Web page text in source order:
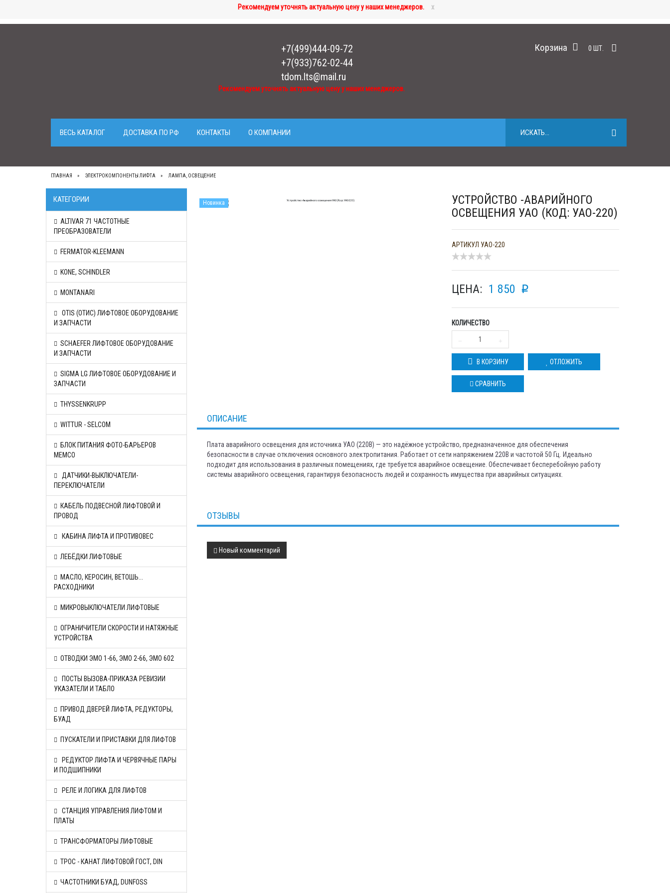
Рекомендуем уточнять актуальную цену у наших менеджеров. x
+7(499)444-09-72
+7(933)762-02-44
tdom.lts@mail.ru
Рекомендуем уточнять актуальную цену у наших менеджеров.
Корзина 0 ШТ.
ВЕСЬ КАТАЛОГ ДОСТАВКА ПО РФ КОНТАКТЫ О КОМПАНИИ
ГЛАВНАЯ ЭЛЕКТРОКОМПОНЕНТЫ ЛИФТА ЛАМПА, ОСВЕЩЕНИЕ
КАТЕГОРИИ
ALTIVAR 71 ЧАСТОТНЫЕ
ПРЕОБРАЗОВАТЕЛИ
FERMATOR-KLEEMANN
KONE, SCHINDLER
MONTANARI
OTIS (ОТИС) ЛИФТОВОЕ ОБОРУДОВАНИЕ
И ЗАПЧАСТИ
SCHAEFER ЛИФТОВОЕ ОБОРУДОВАНИЕ
И ЗАПЧАСТИ
SIGMA LG ЛИФТОВОЕ ОБОРУДОВАНИЕ И
ЗАПЧАСТИ
THYSSENKRUPP
WITTUR - SELCOM
БЛОК ПИТАНИЯ ФОТО-БАРЬЕРОВ
MEMCO
ДАТЧИКИ-ВЫКЛЮЧАТЕЛИ-
ПЕРЕКЛЮЧАТЕЛИ
КАБЕЛЬ ПОДВЕСНОЙ ЛИФТОВОЙ И
ПРОВОД
КАБИНА ЛИФТА И ПРОТИВОВЕС
ЛЕБЁДКИ ЛИФТОВЫЕ
МАСЛО, КЕРОСИН, ВЕТОШЬ...
РАСХОДНИКИ
МИКРОВЫКЛЮЧАТЕЛИ ЛИФТОВЫЕ
ОГРАНИЧИТЕЛИ СКОРОСТИ И НАТЯЖНЫЕ
УСТРОЙСТВА
ОТВОДКИ ЭМО 1-66, ЭМО 2-66, ЭМО 602
ПОСТЫ ВЫЗОВА-ПРИКАЗА РЕВИЗИИ
УКАЗАТЕЛИ И ТАБЛО
ПРИВОД ДВЕРЕЙ ЛИФТА, РЕДУКТОРЫ,
БУАД
ПУСКАТЕЛИ И ПРИСТАВКИ ДЛЯ ЛИФТОВ
РЕДУКТОР ЛИФТА И ЧЕРВЯЧНЫЕ ПАРЫ
И ПОДШИПНИКИ
РЕЛЕ И ЛОГИКА ДЛЯ ЛИФТОВ
СТАНЦИЯ УПРАВЛЕНИЯ ЛИФТОМ И
ПЛАТЫ
ТРАНСФОРМАТОРЫ ЛИФТОВЫЕ
ТРОС - КАНАТ ЛИФТОВОЙ ГОСТ, DIN
ЧАСТОТНИКИ БУАД, DUNFOSS
Новинка
УСТРОЙСТВО -АВАРИЙНОГО
ОСВЕЩЕНИЯ УАО (КОД: УАО-220)
АРТИКУЛ УАО-220
ЦЕНА: 1 850 p
КОЛИЧЕСТВО
В КОРЗИНУ ОТЛОЖИТЬ
СРАВНИТЬ
ОПИСАНИЕ
Плата аварийного освещения для источника УАО (220В) — это надёжное устройство, предназначенное для обеспечения
безопасности в случае отключения основного электропитания. Работает от сети напряжением 220В и частотой 50 Гц. Идеально
подходит для использования в различных помещениях, где требуется аварийное освещение. Обеспечивает бесперебойную работу
системы аварийного освещения, гарантируя безопасность людей и сохранность имущества при аварийных ситуациях.
ОТЗЫВЫ
Новый комментарий